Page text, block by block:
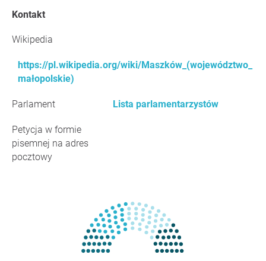
Kontakt
Wikipedia
https://pl.wikipedia.org/wiki/Maszków_(województwo_
małopolskie)
Parlament Lista parlamentarzystów
Petycja w formie
pisemnej na adres
pocztowy